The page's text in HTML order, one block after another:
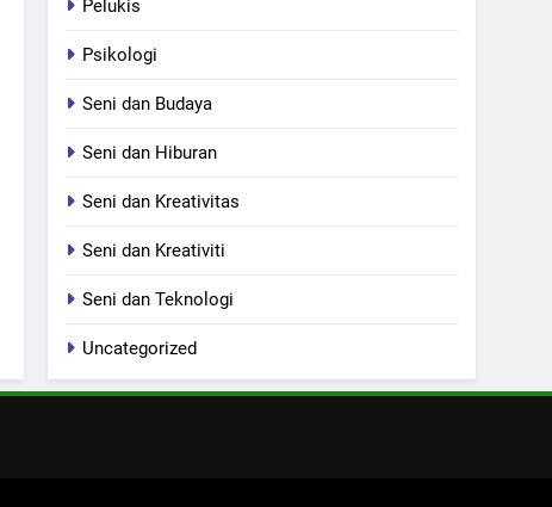
Pelukis
Psikologi
Seni dan Budaya
Seni dan Hiburan
Seni dan Kreativitas
Seni dan Kreativiti
Seni dan Teknologi
Uncategorized